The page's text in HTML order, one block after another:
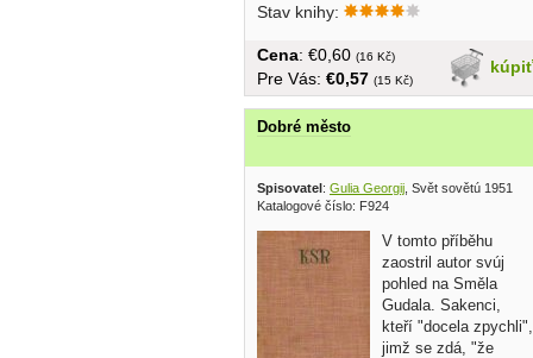
Stav knihy:
kúpiť
Cena: €0,60 (16 Kč)
Pre Vás: €0,57 (15 Kč)
Dobré město
Spisovatel: Gulia Georgij , Svět sovětú 1951
Katalogové číslo: F924
V tomto příběhu
zaostril autor svúj
pohled na Směla
Gudala. Sakenci,
kteří "docela zpychli",
jimž se zdá, "že